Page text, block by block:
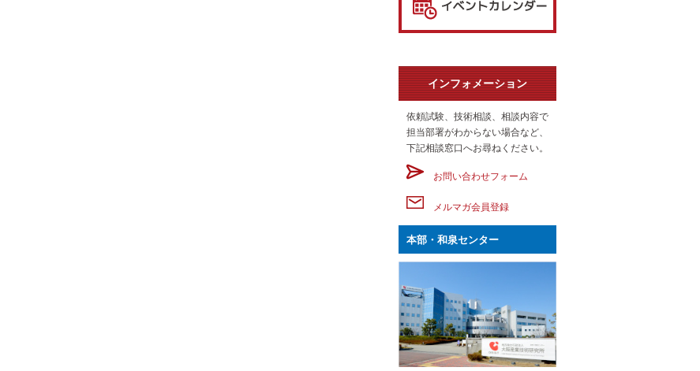
インフォメーション
依頼試験、技術相談、相談内容で
担当部署がわからない場合など、
下記相談窓口へお尋ねください。
お問い合わせフォーム
メルマガ会員登録
本部・和泉センター